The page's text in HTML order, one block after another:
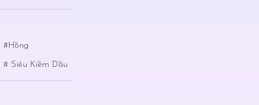
#Hồng
# Siêu Kiềm Dầu